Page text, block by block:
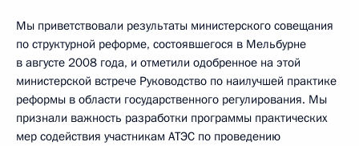
Мы приветствовали результаты министерского совещания
по структурной реформе, состоявшегося в Мельбурне
в августе 2008 года, и отметили одобренное на этой
министерской встрече Руководство по наилучшей практике
реформы в области государственного регулирования. Мы
признали важность разработки программы практических
мер содействия участникам АТЭС по проведению